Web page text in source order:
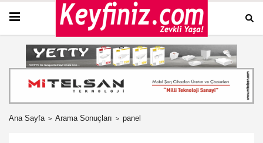
Ana Sayfa Arama Sonuçları panel